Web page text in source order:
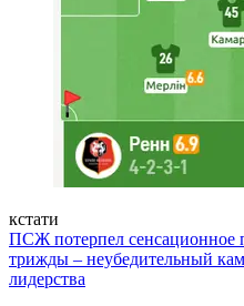
кстати
ПСЖ потерпел сенсационное
трижды – неубедительный
лидерства